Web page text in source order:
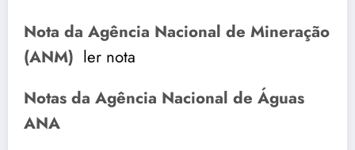
Nota da Agência Nacional de Mineração
(ANM) ler nota
Notas da Agência Nacional de Águas
ANA